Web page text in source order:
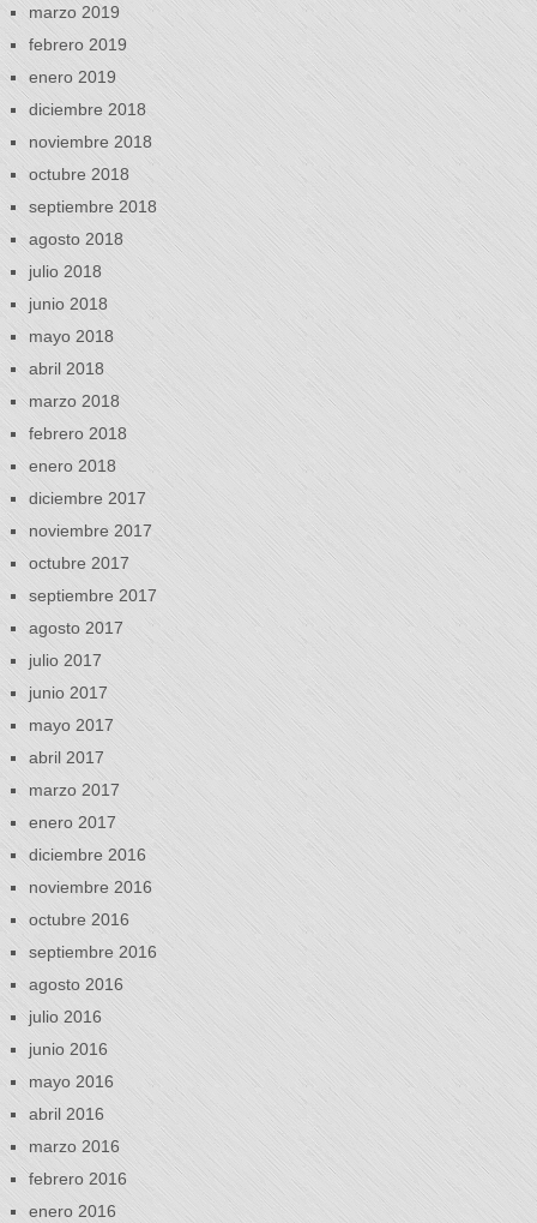
marzo 2019
febrero 2019
enero 2019
diciembre 2018
noviembre 2018
octubre 2018
septiembre 2018
agosto 2018
julio 2018
junio 2018
mayo 2018
abril 2018
marzo 2018
febrero 2018
enero 2018
diciembre 2017
noviembre 2017
octubre 2017
septiembre 2017
agosto 2017
julio 2017
junio 2017
mayo 2017
abril 2017
marzo 2017
enero 2017
diciembre 2016
noviembre 2016
octubre 2016
septiembre 2016
agosto 2016
julio 2016
junio 2016
mayo 2016
abril 2016
marzo 2016
febrero 2016
enero 2016